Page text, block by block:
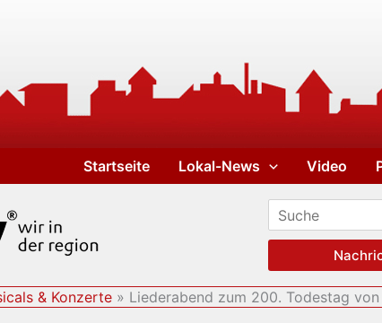
Startseite Lokal-News Video
& Konzerte Liederabend zum 200. Todestag von